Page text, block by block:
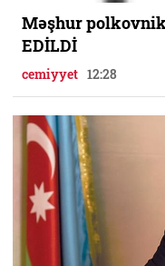
Məşhur
EDİLDİ
cemiyyet 12:28